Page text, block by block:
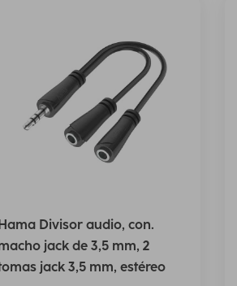
Hama Divisor audio, con.
jack de 3,5 mm, 2
jack 3,5 mm, estéreo